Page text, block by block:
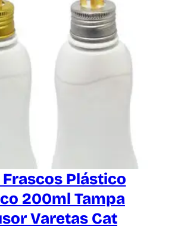
Frascos Plástico
200ml Tampa
Varetas Cat